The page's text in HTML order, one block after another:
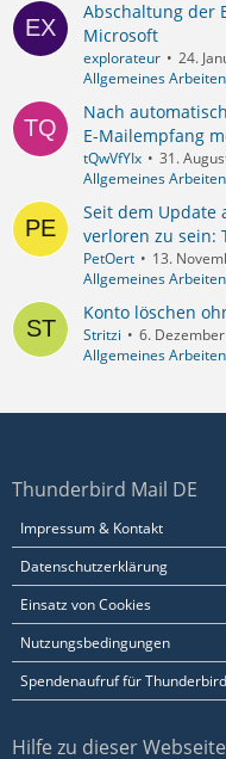
Abschaltung der
Microsoft
explorateur
24.
Allgemeines
Nach
E-Mailempfang
tQwVfYIx
31.
Allgemeines
Seit dem Update
verloren zu sein:
PetOert
13.
Allgemeines
Konto löschen
Stritzi
6.
Allgemeines
Thunderbird Mail DE
Impressum & Kontakt
Datenschutzerklärung
Einsatz von Cookies
Nutzungsbedingungen
Spendenaufruf für Thunderbird
Hilfe zu dieser Webseite